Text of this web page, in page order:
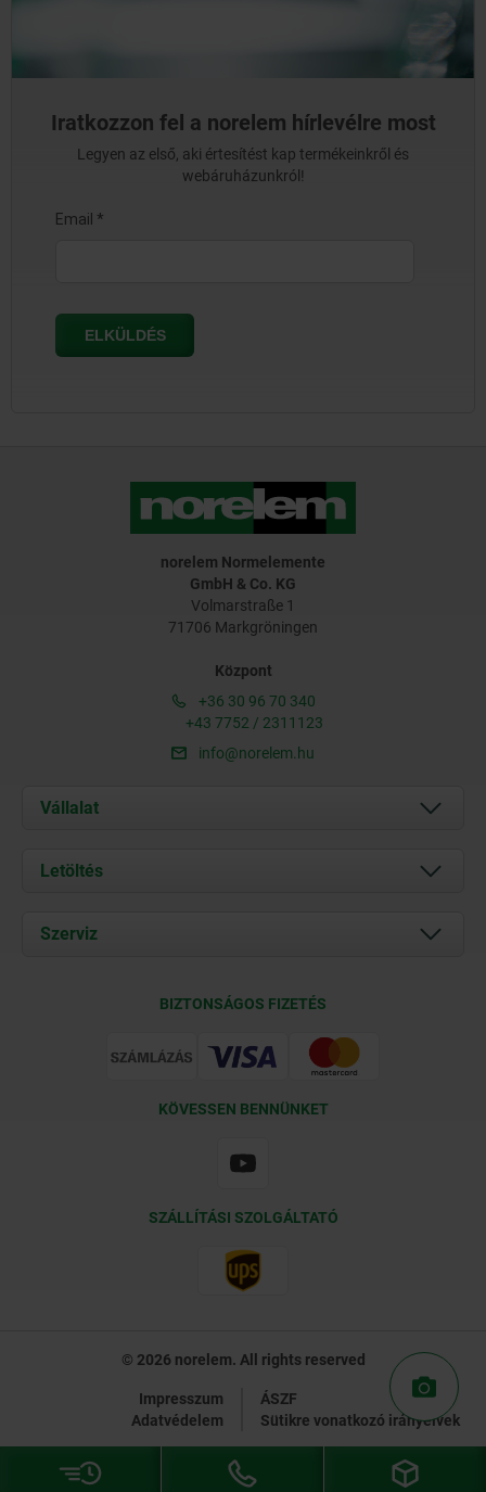
Iratkozzon fel a norelem hírlevélre most
Legyen az első, aki értesítést kap termékeinkről és
webáruházunkról!
norelem Normelemente
GmbH & Co. KG
Volmarstraße 1
71706 Markgröningen
Központ
+36 30 96 70 340
+43 7752 / 2311123
info@norelem.hu
Vállalat
Rólunk
Kapcsolat
Letöltés
Documents
Szerviz
BIZTONSÁGOS FIZETÉS
KÖVESSEN BENNÜNKET
SZÁLLÍTÁSI SZOLGÁLTATÓ
© 2026 norelem. All rights reserved
Impresszum
ÁSZF
Adatvédelem
Sütikre vonatkozó irányelvek